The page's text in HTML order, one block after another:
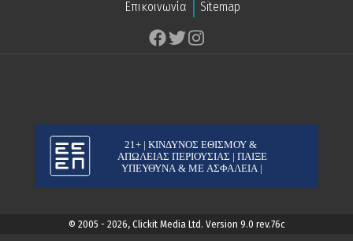
Επικοινωνία Sitemap
© 2005 - 2026, Clickit Media Ltd. Version 9.0 rev.76c